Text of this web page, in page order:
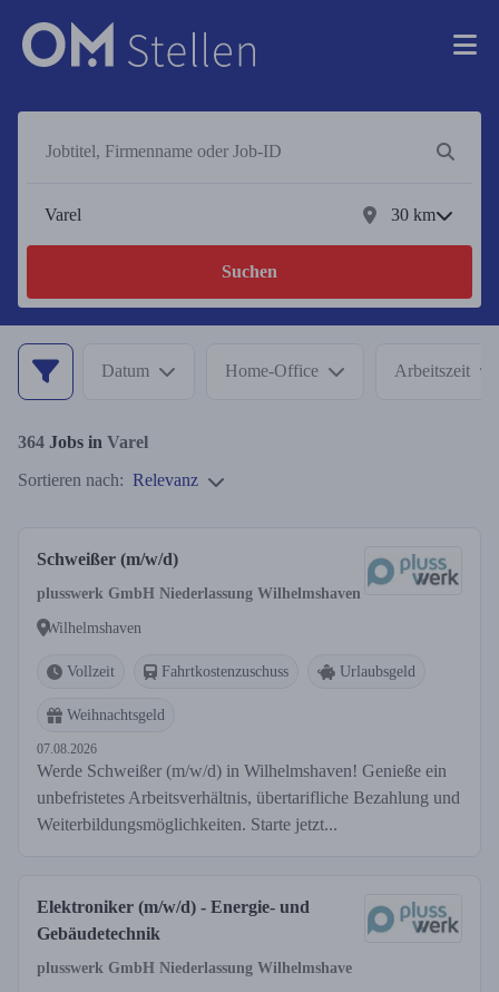
30 km
Suchen
Datum Home-Office Arbeitszeit
364 Jobs in Varel
Sortieren nach: Relevanz
Schweißer (m/w/d)
plusswerk GmbH Niederlassung Wilhelmshaven
Wilhelmshaven
Vollzeit Fahrtkostenzuschuss Urlaubsgeld
Weihnachtsgeld
07.08.2026
Werde Schweißer (m/w/d) in Wilhelmshaven! Genieße ein
unbefristetes Arbeitsverhältnis, übertarifliche Bezahlung und
Weiterbildungsmöglichkeiten. Starte jetzt...
Elektroniker (m/w/d) - Energie- und
Gebäudetechnik
plusswerk GmbH Niederlassung Wilhelmshave